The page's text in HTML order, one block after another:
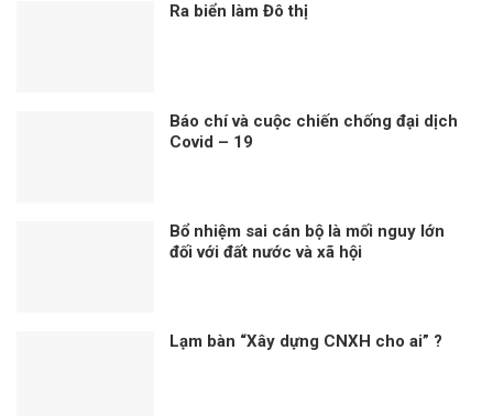
Ra biển làm Đô thị
Báo chí và cuộc chiến chống đại dịch
Covid – 19
Bổ nhiệm sai cán bộ là mối nguy lớn
đối với đất nước và xã hội
Lạm bàn “Xây dựng CNXH cho ai” ?